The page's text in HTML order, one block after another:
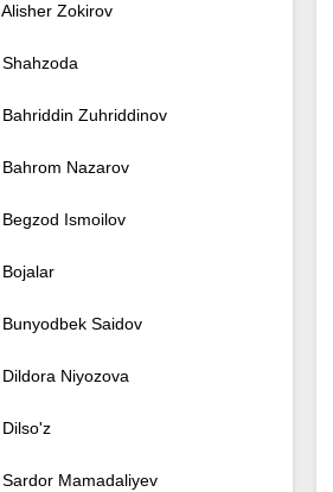
Alisher Zokirov
Shahzoda
Bahriddin Zuhriddinov
Bahrom Nazarov
Begzod Ismoilov
Bojalar
Bunyodbek Saidov
Dildora Niyozova
Dilso'z
Sardor Mamadaliyev